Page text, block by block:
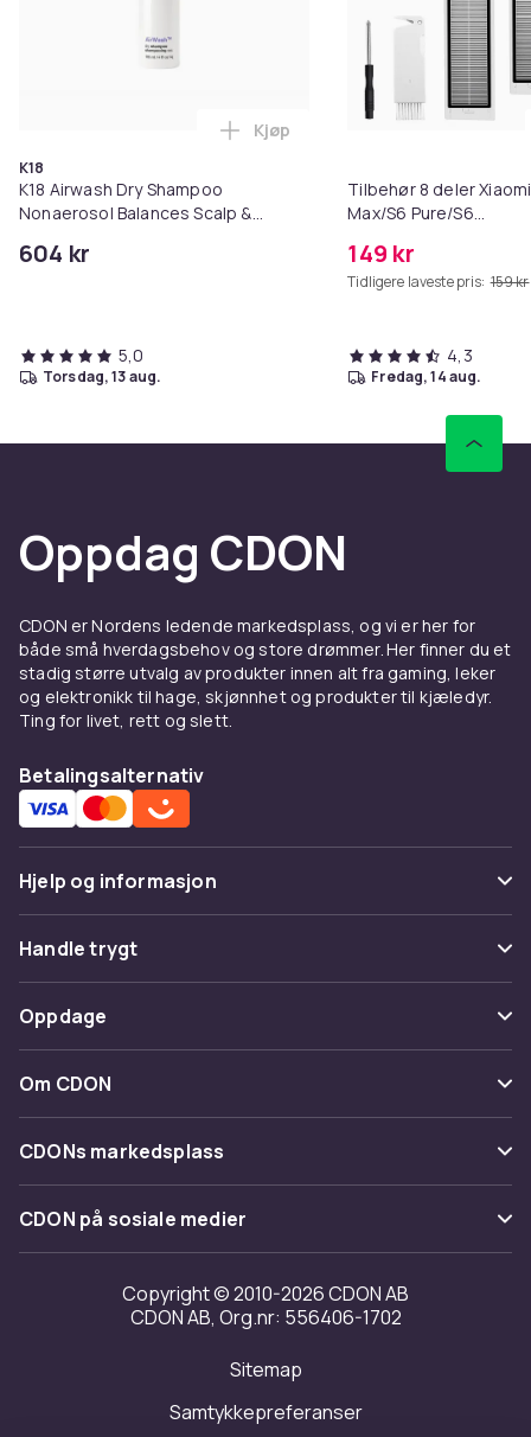
K18
K18 Airwash Dry Shampoo
Nonaerosol Balances Scalp &
604 kr
Legg K18 Airwash Dry
Kjøp
5,0
torsdag, 13 aug.
Tilbehør 8 deler
Max/S6 Pure/S6
149 kr
Tidligere laveste pris: 159 kr
4,3
fredag, 14 aug.
Oppdag CDON
CDON er Nordens ledende markedsplass, og vi er her for
både små hverdagsbehov og store drømmer. Her finner du et
stadig større utvalg av produkter innen alt fra gaming, leker
og elektronikk til hage, skjønnhet og produkter til kjæledyr.
Ting for livet, rett og slett.
Betalingsalternativ
Hjelp og informasjon
Vanlige spørsmål
Spor pakke
Angre & returner her
Kontakt oss
Handle trygt
Betaling
Levering
Tilbakekallinger
Oppdage
Kategorier
Varemerker
Om CDON
Om oss
Kundeanmeldelser
Jobbe på CDON
Investor relations
Tilgjengelighet
CDONs markedsplass
Merchant Help Center
CDON på sosiale medier
Copyright © 2010-2026 CDON AB
CDON AB, Org.nr: 556406-1702
Sitemap
Samtykkepreferanser